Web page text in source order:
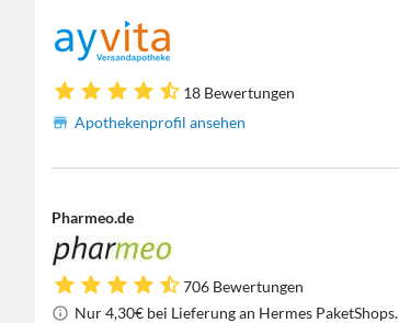
18 Bewertungen
Apothekenprofil ansehen
Pharmeo.de
706 Bewertungen
Nur 4,30€ bei Lieferung an Hermes PaketShops.